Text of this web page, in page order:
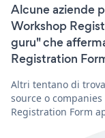
Alcune aziende
Workshop
guru" che
Registration
Altri tentano di
source o
Registration Form